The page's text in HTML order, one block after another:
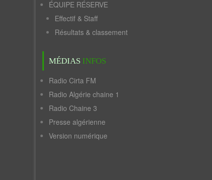
ÉQUIPE RÉSERVE
Effectif & Staff
Résultats & classement
MÉDIAS INFOS
Radio Cirta FM
Radio Algérie chaine 1
Radio Chaine 3
Presse algérienne
Version numérique